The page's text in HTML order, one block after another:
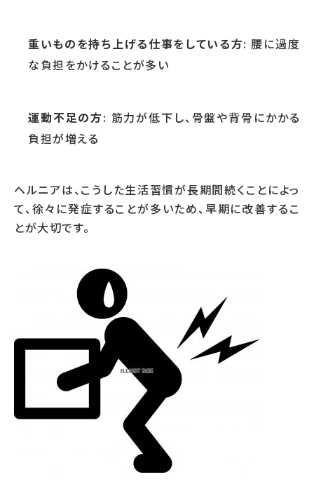
重いものを持ち上げる仕事をしている方: 腰に過度
な負担をかけることが多い
運動不足の方: 筋力が低下し、骨盤や背骨にかかる
負担が増える
ヘルニアは、こうした生活習慣が長期間続くことによっ
て、徐々に発症することが多いため、早期に改善するこ
とが大切です。